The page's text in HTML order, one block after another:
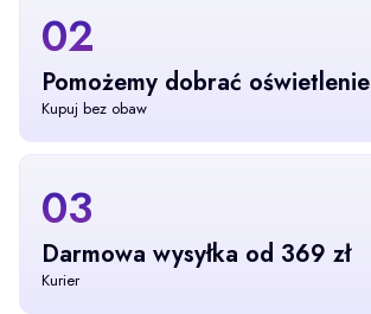
02
Pomożemy dobrać oświetlenie
Kupuj bez obaw
03
Darmowa wysyłka od 369 zł
Kurier